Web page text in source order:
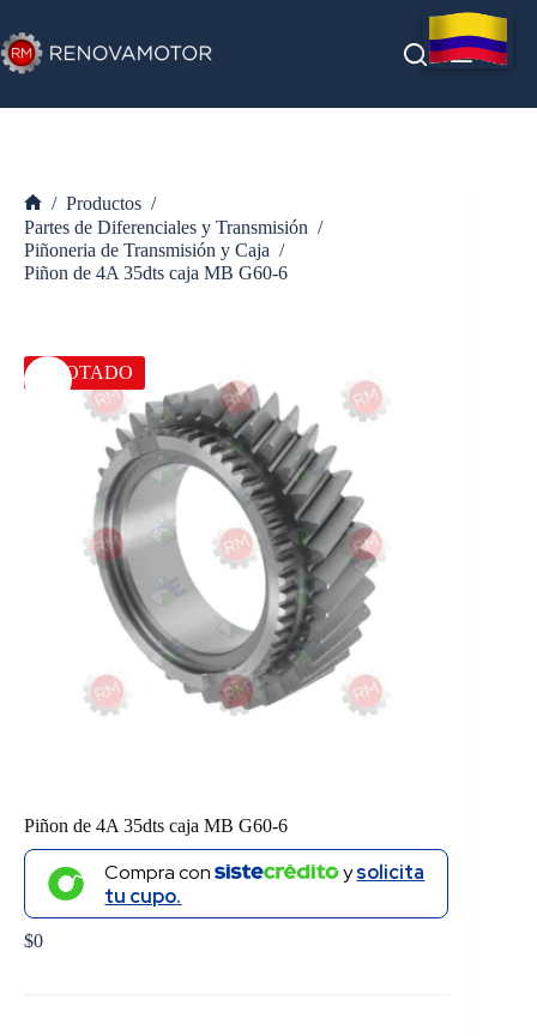
al
contenido
Inicio
/ Productos /
Partes de Diferenciales y Transmisión /
Piñoneria de Transmisión y Caja /
Piñon de 4A 35dts caja MB G60-6
AGOTADO
Piñon de 4A 35dts caja MB G60-6
Compra con ysolicita
tu cupo.
$0